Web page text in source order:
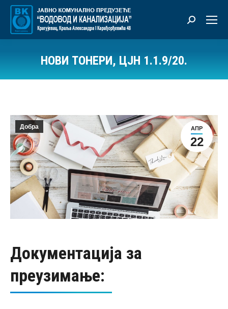
Претрага:
НОВИ ТОНЕРИ, ЦЈН 1.1.9/20.
АПР
22
Добра
Документација за
преузимање: